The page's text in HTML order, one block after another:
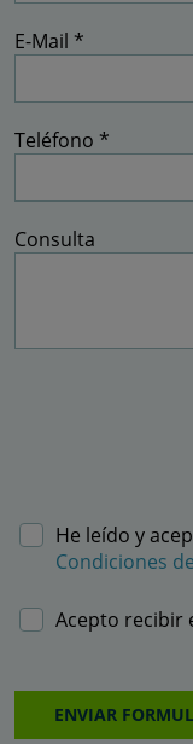
E-Mail *
Teléfono *
Consulta
He leído y
Condiciones
Acepto recibir
ENVIAR